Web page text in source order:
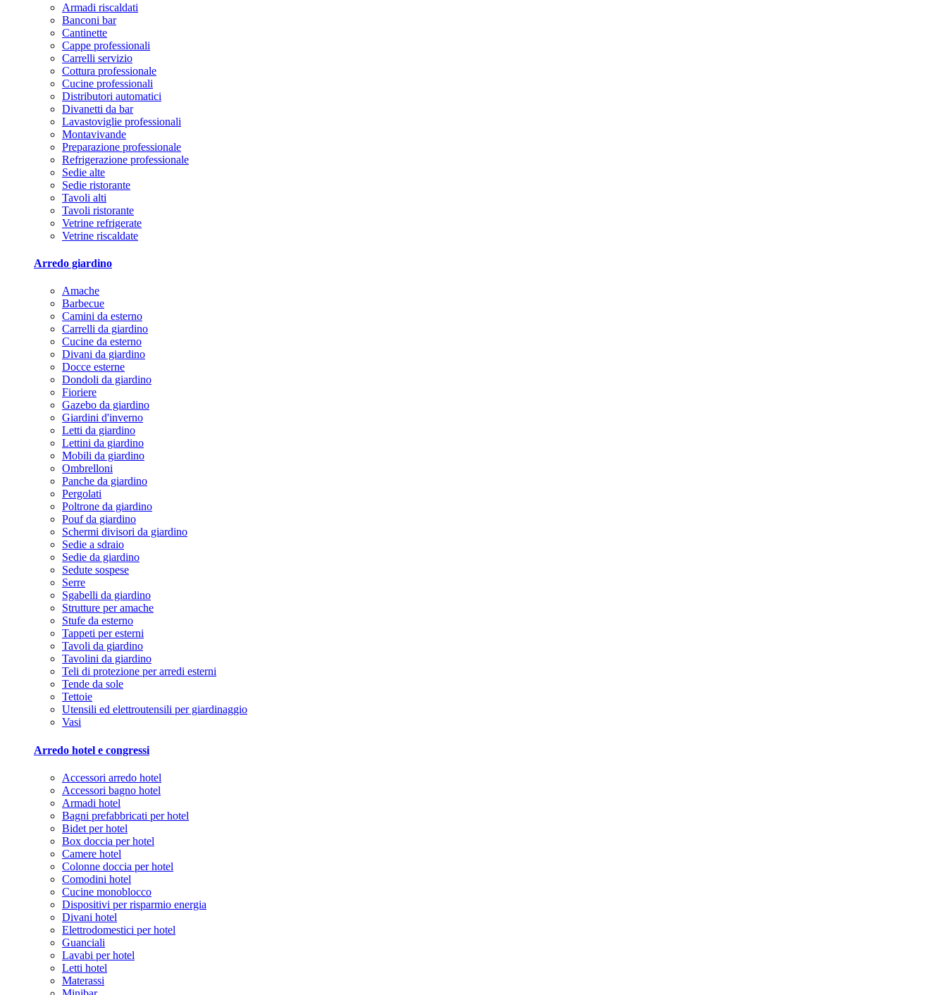
Armadi riscaldati
Banconi bar
Cantinette
Cappe professionali
Carrelli servizio
Cottura professionale
Cucine professionali
Distributori automatici
Divanetti da bar
Lavastoviglie professionali
Montavivande
Preparazione professionale
Refrigerazione professionale
Sedie alte
Sedie ristorante
Tavoli alti
Tavoli ristorante
Vetrine refrigerate
Vetrine riscaldate
Arredo giardino
Amache
Barbecue
Camini da esterno
Carrelli da giardino
Cucine da esterno
Divani da giardino
Docce esterne
Dondoli da giardino
Fioriere
Gazebo da giardino
Giardini d'inverno
Letti da giardino
Lettini da giardino
Mobili da giardino
Ombrelloni
Panche da giardino
Pergolati
Poltrone da giardino
Pouf da giardino
Schermi divisori da giardino
Sedie a sdraio
Sedie da giardino
Sedute sospese
Serre
Sgabelli da giardino
Strutture per amache
Stufe da esterno
Tappeti per esterni
Tavoli da giardino
Tavolini da giardino
Teli di protezione per arredi esterni
Tende da sole
Tettoie
Utensili ed elettroutensili per giardinaggio
Vasi
Arredo hotel e congressi
Accessori arredo hotel
Accessori bagno hotel
Armadi hotel
Bagni prefabbricati per hotel
Bidet per hotel
Box doccia per hotel
Camere hotel
Colonne doccia per hotel
Comodini hotel
Cucine monoblocco
Dispositivi per risparmio energia
Divani hotel
Elettrodomestici per hotel
Guanciali
Lavabi per hotel
Letti hotel
Materassi